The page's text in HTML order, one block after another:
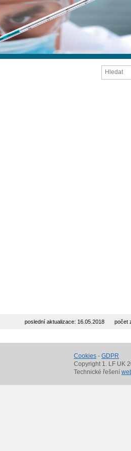
počet
poslední aktualizace: 16.05.2018
Cookies - GDPR
Copyright 1. LF UK
Technické řešení